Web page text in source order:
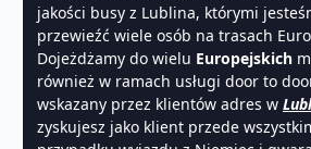
jakości busy z Lublina, którymi
przewieźć wiele osób na trasach
Dojeżdżamy do wielu Europejskich
również w ramach usługi door to
wskazany przez klientów adres w
zyskujesz jako klient przede